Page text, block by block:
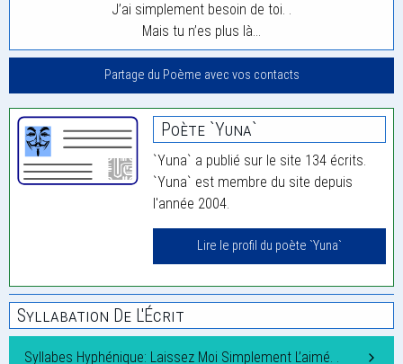
J’ai simplement besoin de toi. .
Mais tu n’es plus là…
Partage du Poème avec vos contacts
Poète `Yuna`
`Yuna` a publié sur le site 134 écrits.
`Yuna` est membre du site depuis
l'année 2004.
Lire le profil du poète `Yuna`
Syllabation De L'Écrit
Syllabes Hyphénique: Laissez Moi Simplement L’aimé. .